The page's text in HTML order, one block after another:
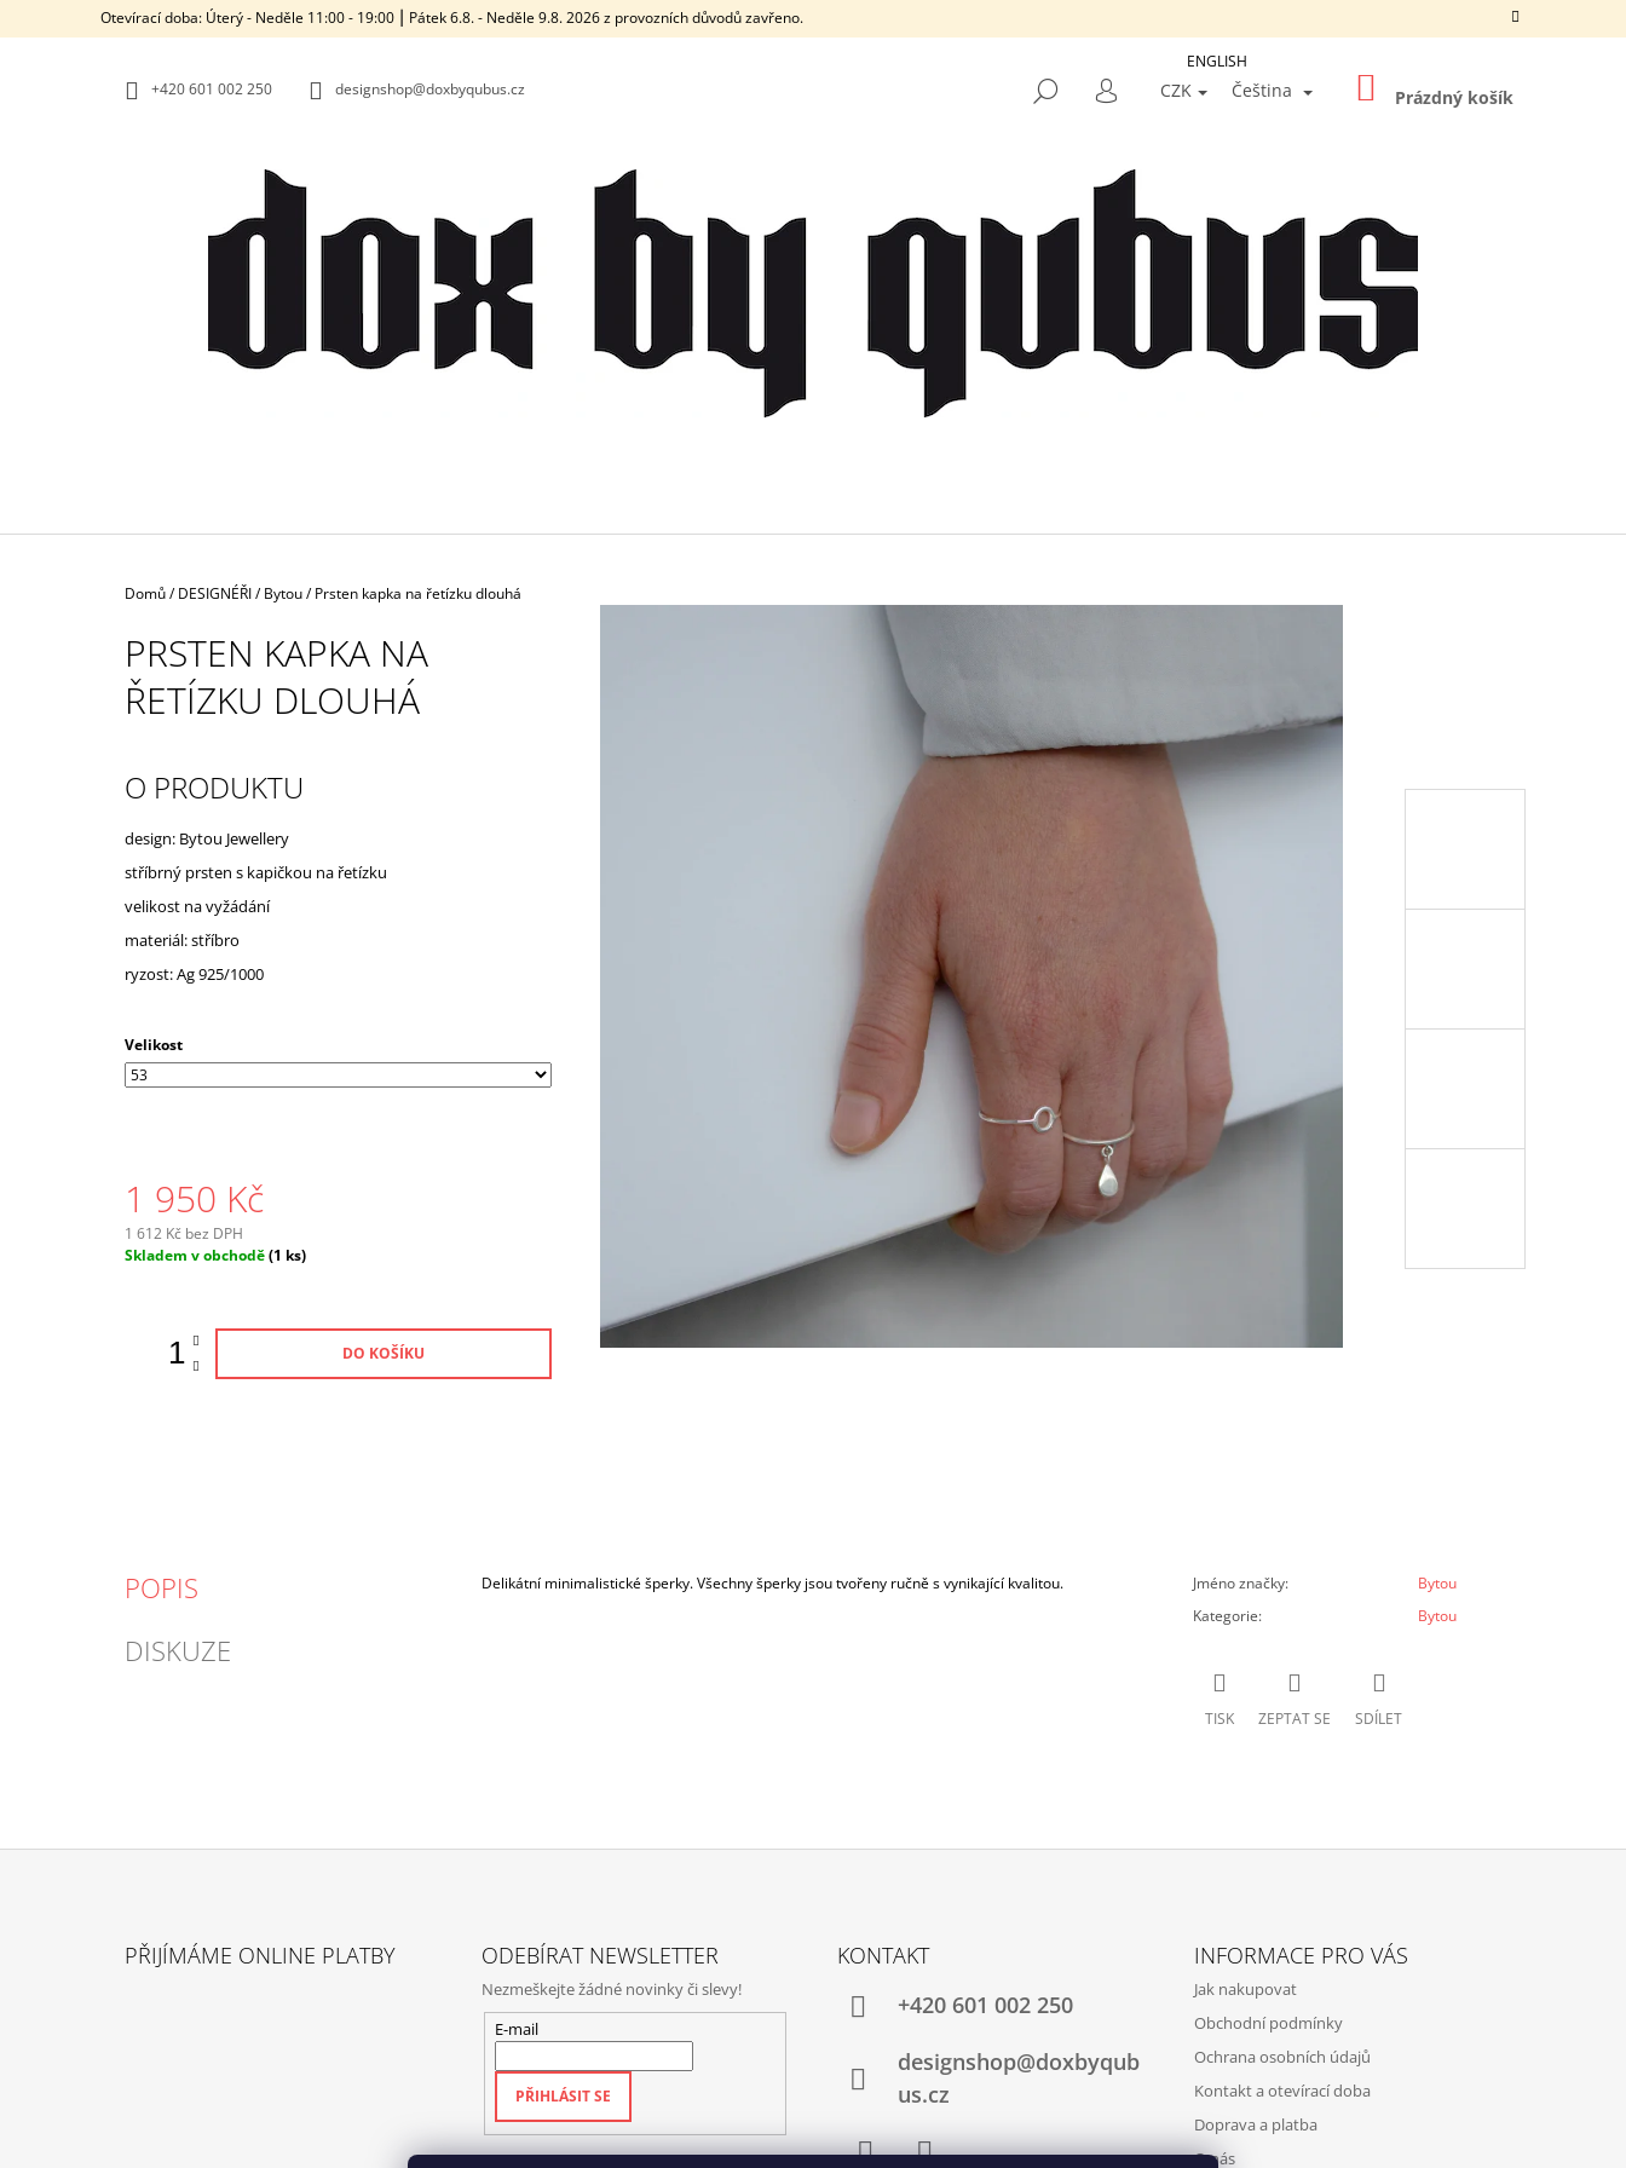
Otevírací doba: Úterý - Neděle 11:00 - 19:00 ⎮ Pátek 6.8. - Neděle 9.8. 2026 z provozních důvodů zavřeno.
+420‭ 601 002 250 designshop@doxbyqubus.cz HLEDAT
PŘIHLÁŠENÍ
CZK Čeština NÁKUPNÍ
KOŠÍK
Prázdný košík
Domů/ DESIGNÉŘI/ Bytou/ Prsten kapka na řetízku dlouhá
PRSTEN KAPKA NA
ŘETÍZKU DLOUHÁ
O PRODUKTU
design: Bytou Jewellery
stříbrný prsten s kapičkou na řetízku
velikost na vyžádání
materiál: stříbro
ryzost: Ag 925/1000
Velikost
1 950 Kč
1 612 Kč bez DPH
Měrná
Skladem v obchodě(1 ks)
DO KOŠÍKU
POPIS
DISKUZE
Delikátní minimalistické šperky. Všechny šperky jsou tvořeny ručně s vynikající kvalitou. Jméno značky:
Bytou
Kategorie: Bytou
TISK ZEPTAT SE SDÍLET
O
DOPORUČUJEME
PŘIJÍMÁME ONLINE PLATBY ODEBÍRAT NEWSLETTER
Nezmeškejte žádné novinky či slevy!
E-mail
PŘIHLÁSIT SE
KONTAKT
+420‭ 601 002 250
designshop@doxbyqub
us.cz
INFORMACE PRO VÁS
Jak nakupovat
Obchodní podmínky
Ochrana osobních údajů
Kontakt a otevírací doba
Doprava a platba
O nás
ENGLISH